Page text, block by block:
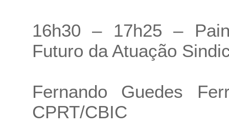
16h30 – 17h25 –
Futuro da Atuação
Fernando Guedes
CPRT/CBIC